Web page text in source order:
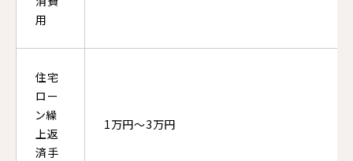
用
住宅
ロー
ン繰
上返
済手
1万円〜3万円